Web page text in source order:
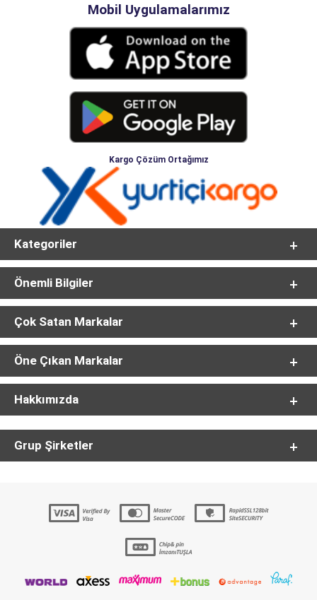
Mobil Uygulamalarımız
Kargo Çözüm Ortağımız
Kategoriler
Önemli Bilgiler
Çok Satan Markalar
Öne Çıkan Markalar
Hakkımızda
Grup Şirketler